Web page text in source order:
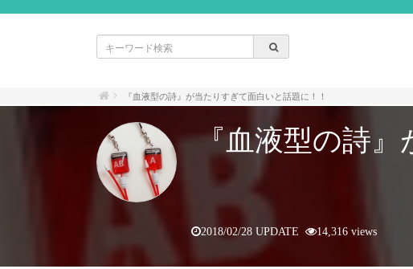
『血液型の詩』が当たりすぎて面白いと話題に！！
『血液型の詩
2018/02/28 UPDATE 14,316 views